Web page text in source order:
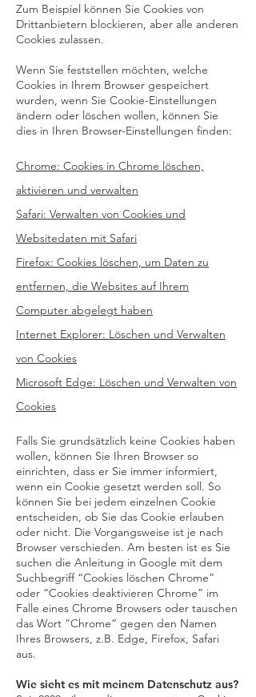
Zum Beispiel können Sie Cookies von
Drittanbietern blockieren, aber alle anderen
Cookies zulassen.
Wenn Sie feststellen möchten, welche
Cookies in Ihrem Browser gespeichert
wurden, wenn Sie Cookie-Einstellungen
ändern oder löschen wollen, können Sie
dies in Ihren Browser-Einstellungen finden:
Chrome: Cookies in Chrome löschen,
aktivieren und verwalten
Safari: Verwalten von Cookies und
Websitedaten mit Safari
Firefox: Cookies löschen, um Daten zu
entfernen, die Websites auf Ihrem
Computer abgelegt haben
Internet Explorer: Löschen und Verwalten
von Cookies
Microsoft Edge: Löschen und Verwalten von
Cookies
Falls Sie grundsätzlich keine Cookies haben
wollen, können Sie Ihren Browser so
einrichten, dass er Sie immer informiert,
wenn ein Cookie gesetzt werden soll. So
können Sie bei jedem einzelnen Cookie
entscheiden, ob Sie das Cookie erlauben
oder nicht. Die Vorgangsweise ist je nach
Browser verschieden. Am besten ist es Sie
suchen die Anleitung in Google mit dem
Suchbegriff “Cookies löschen Chrome”
oder “Cookies deaktivieren Chrome” im
Falle eines Chrome Browsers oder tauschen
das Wort “Chrome” gegen den Namen
Ihres Browsers, z.B. Edge, Firefox, Safari
aus.
Wie sieht es mit meinem Datenschutz aus?